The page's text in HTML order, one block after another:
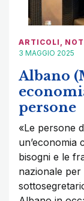
ARTICOLI ,
3 MAGGIO 2025
Albano
persone
«Le persone
un’economia
bisogni e le
nazionale per